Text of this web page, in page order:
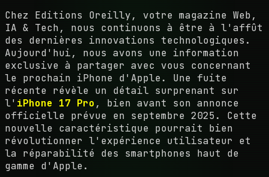
Chez Editions Oreilly, votre magazine Web,
IA & Tech, nous continuons à être à l'affût
des dernières innovations technologiques.
Aujourd'hui, nous avons une information
exclusive à partager avec vous concernant
le prochain iPhone d'Apple. Une fuite
récente révèle un détail surprenant sur
l' iPhone 17 Pro , bien avant son annonce
officielle prévue en septembre 2025. Cette
nouvelle caractéristique pourrait bien
révolutionner l'expérience utilisateur et
la réparabilité des smartphones haut de
gamme d'Apple.